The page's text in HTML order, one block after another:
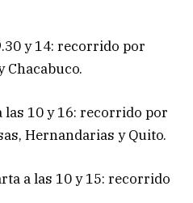
y 14: recorrido por
Chacabuco.
las 10 y 16: recorrido por
Hernandarias y Quito.
a las 10 y 15: recorrido